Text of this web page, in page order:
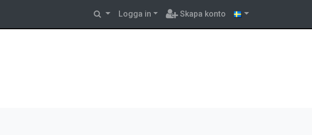
Logga in Skapa konto